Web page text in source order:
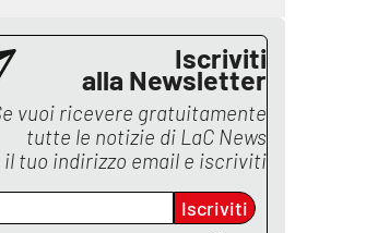
Iscriviti
alla Newsletter
vuoi ricevere gratuitamente
tutte le notizie di LaC News
il tuo indirizzo email e iscriviti
Iscriviti